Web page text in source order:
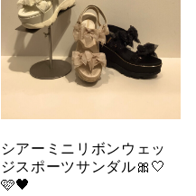
シアーミニリボンウェッ
ジスポーツサンダル🎀🤍
🩷🖤